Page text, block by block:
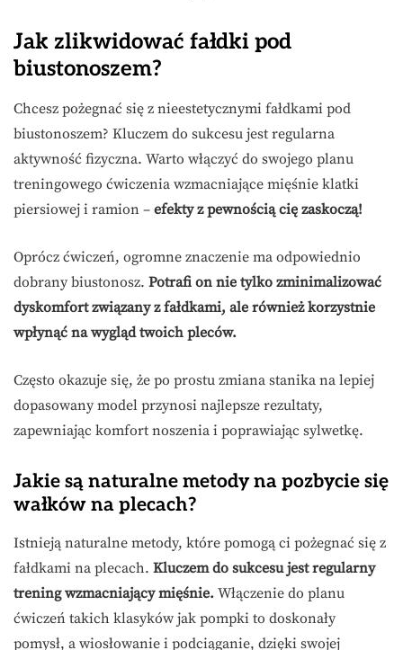
Jak zlikwidować fałdki pod
biustonoszem?
Chcesz pożegnać się z nieestetycznymi fałdkami pod
biustonoszem? Kluczem do sukcesu jest regularna
aktywność fizyczna. Warto włączyć do swojego planu
treningowego ćwiczenia wzmacniające mięśnie klatki
piersiowej i ramion – efekty z pewnością cię zaskoczą!
Oprócz ćwiczeń, ogromne znaczenie ma odpowiednio
dobrany biustonosz. Potrafi on nie tylko zminimalizować
dyskomfort związany z fałdkami, ale również korzystnie
wpłynąć na wygląd twoich pleców.
Często okazuje się, że po prostu zmiana stanika na lepiej
dopasowany model przynosi najlepsze rezultaty,
zapewniając komfort noszenia i poprawiając sylwetkę.
Jakie są naturalne metody na pozbycie się
wałków na plecach?
Istnieją naturalne metody, które pomogą ci pożegnać się z
fałdkami na plecach. Kluczem do sukcesu jest regularny
trening wzmacniający mięśnie. Włączenie do planu
ćwiczeń takich klasyków jak pompki to doskonały
pomysł, a wiosłowanie i podciąganie, dzięki swojej